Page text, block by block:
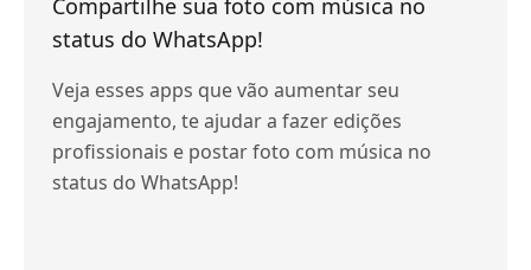
Compartilhe sua foto com música no
status do WhatsApp!
Veja esses apps que vão aumentar seu
engajamento, te ajudar a fazer edições
profissionais e postar foto com música no
status do WhatsApp!